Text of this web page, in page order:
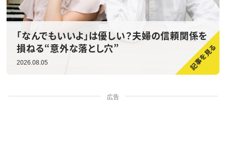
「なんでもいいよ」は優しい？夫婦の信頼関係を
損ねる“意外な落とし穴”
2026.08.05
広告